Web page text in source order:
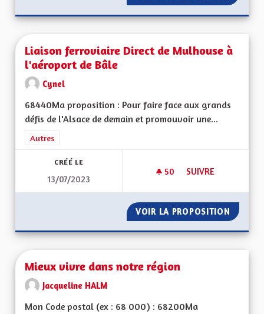
Liaison ferroviaire Direct de Mulhouse à
l'aéroport de Bâle
Cynel
68440Ma proposition : Pour faire face aux grands
défis de l'Alsace de demain et promouvoir une...
Filtrer les résultats de la catégorie : Autres
Autres
CRÉÉ LE
13/07/2023
50 50 ABONNÉS
SUIVRE
VOIR LA PROPOSITION
Mieux vivre dans notre région
Jacqueline HALM
Mon Code postal (ex : 68 000) : 68200Ma